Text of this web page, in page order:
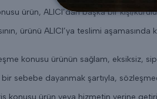
ürün, ALICI’dan başka bir kişi/
ürünü ALICI’ya teslimi
konusu ürünün sağlam, eksiksiz,
bir sebebe dayanmak şartıyla,
konusu ürün veya hizmetin yerine